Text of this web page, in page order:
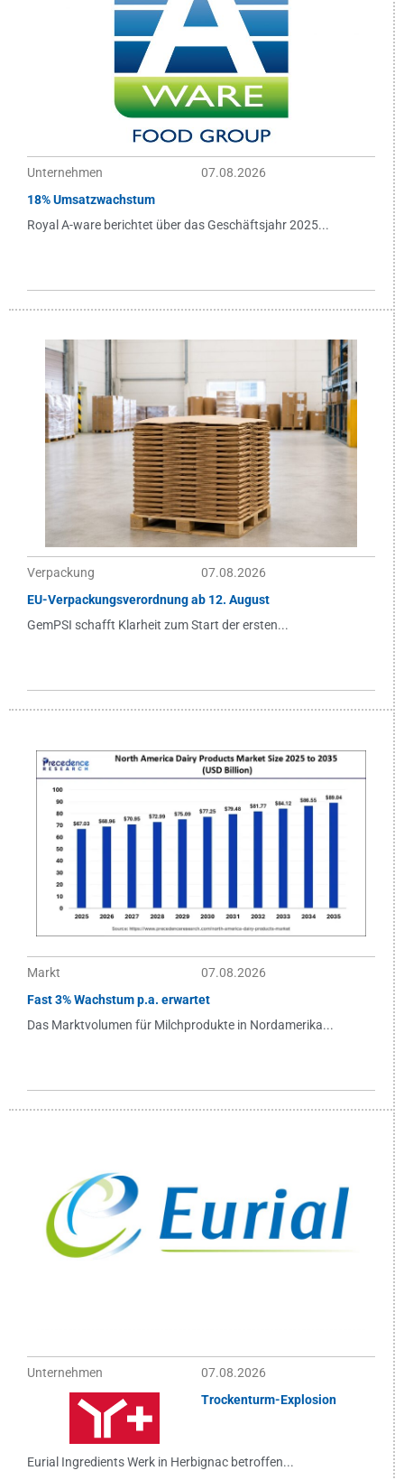
Unternehmen
07.08.2026
18% Umsatzwachstum
Royal A-ware berichtet über das Geschäftsjahr 2025...
Verpackung
07.08.2026
EU-Verpackungsverordnung ab 12. August
GemPSI schafft Klarheit zum Start der ersten...
Markt
07.08.2026
Fast 3% Wachstum p.a. erwartet
Das Marktvolumen für Milchprodukte in Nordamerika...
Unternehmen
07.08.2026
Trockenturm-Explosion
Eurial Ingredients Werk in Herbignac betroffen...